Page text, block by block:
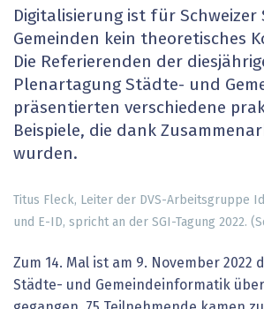
Digitalisierung ist für Schweizer
Gemeinden kein theoretisches
Die Referierenden der
Plenartagung Städte- und
präsentierten verschiedene
Beispiele, die dank
wurden.
Titus Fleck, Leiter der DVS-Arbeitsgruppe
und E-ID, spricht an der SGI-Tagung 2022.
Zum 14. Mal ist am 9. November 2022
Städte- und Gemeindeinformatik